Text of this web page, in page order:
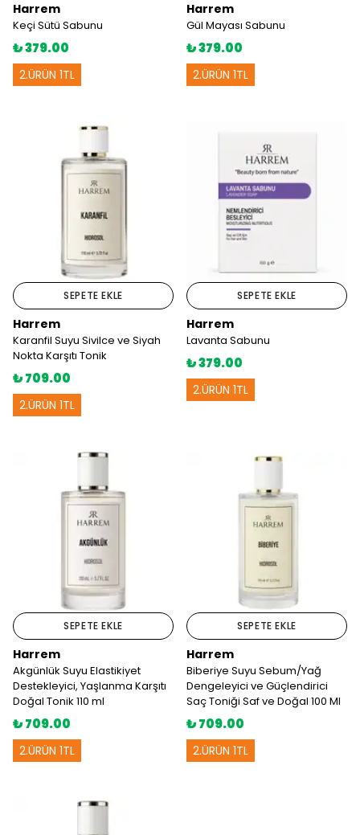
Harrem
Keçi Sütü Sabunu
₺ 379.00
2.ÜRÜN 1TL
Harrem
Gül Mayası Sabunu
₺ 379.00
2.ÜRÜN 1TL
SEPETE EKLE
Harrem
Karanfil Suyu Sivilce ve Siyah
Nokta Karşıtı Tonik
₺ 709.00
2.ÜRÜN 1TL
SEPETE EKLE
Harrem
Lavanta Sabunu
₺ 379.00
2.ÜRÜN 1TL
SEPETE EKLE
Harrem
Akgünlük Suyu Elastikiyet
Destekleyici, Yaşlanma Karşıtı
Doğal Tonik 110 ml
₺ 709.00
2.ÜRÜN 1TL
SEPETE EKLE
Harrem
Biberiye Suyu Sebum/Yağ
Dengeleyici ve Güçlendirici
Saç Toniği Saf ve Doğal 100 Ml
₺ 709.00
2.ÜRÜN 1TL